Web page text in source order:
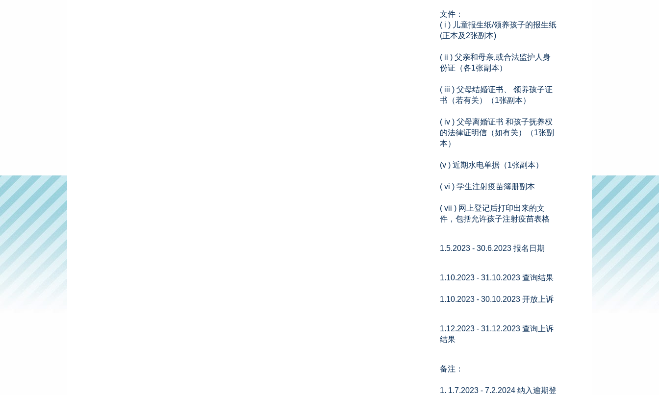
文件：
( i ) 儿童报生纸/领养孩子的报生纸
(正本及2张副本)
( ii ) 父亲和母亲,或合法监护人身
份证（各1张副本）
( iii ) 父母结婚证书、 领养孩子证
书（若有关）（1张副本）
( iv ) 父母离婚证书 和孩子抚养权
的法律证明信（如有关）（1张副
本）
(v ) 近期水电单据（1张副本）
( vi ) 学生注射疫苗簿册副本
( vii ) 网上登记后打印出来的文
件，包括允许孩子注射疫苗表格
1.5.2023 - 30.6.2023 报名日期
1.10.2023 - 31.10.2023 查询结果
1.10.2023 - 30.10.2023 开放上诉
1.12.2023 - 31.12.2023 查询上诉
结果
备注：
1. 1.7.2023 - 7.2.2024 纳入逾期登